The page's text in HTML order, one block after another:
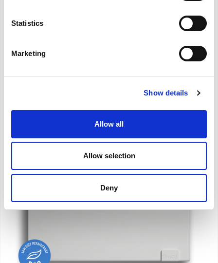
Statistics
Marketing
Show details
Allow all
Allow selection
Deny
εξωτερική μονάδα με διαμορφούμενη